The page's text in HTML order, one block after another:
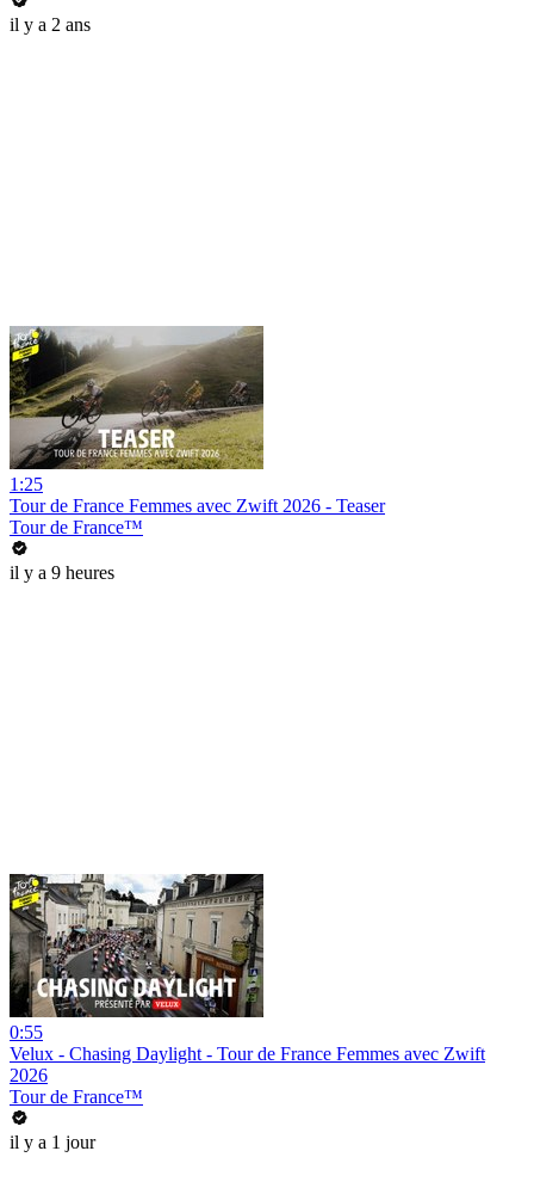
il y a 2 ans
1:25
Tour de France Femmes avec Zwift 2026 - Teaser
Tour de France™
il y a 9 heures
0:55
Velux - Chasing Daylight - Tour de France Femmes avec Zwift
2026
Tour de France™
il y a 1 jour